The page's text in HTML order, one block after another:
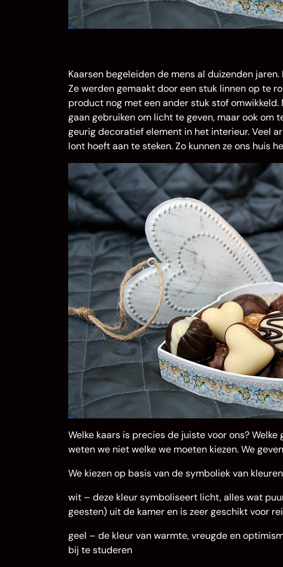
Kaarsen begeleiden de mens al duizenden
Ze werden gemaakt door een stuk linnen op te
product nog met een ander stuk stof
gaan gebruiken om licht te geven, maar ook om
geurig decoratief element in het interieur. Veel
lont hoeft aan te steken. Zo kunnen ze ons huis
Welke kaars is precies de juiste voor ons?
weten we niet welke we moeten kiezen. We
We kiezen op basis van de symboliek van kleuren
wit – deze kleur symboliseert licht, alles wat
geesten) uit de kamer en is zeer geschikt voor
geel – de kleur van warmte, vreugde en
bij te studeren